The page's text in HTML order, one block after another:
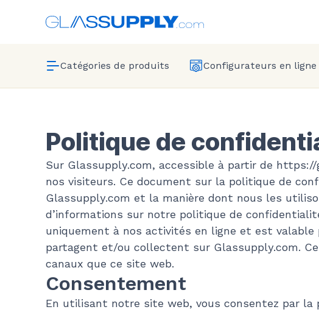
Catégories de produits Configurateurs en ligne
Politique de
Sur Glassupply.com, accessible à partir de
nos visiteurs. Ce document sur la politique de
Glassupply.com et la manière dont nous les
d’informations sur notre politique de
uniquement à nos activités en ligne et est
partagent et/ou collectent sur Glassupply.com.
canaux que ce site web.
Consentement
En utilisant notre site web, vous consentez par